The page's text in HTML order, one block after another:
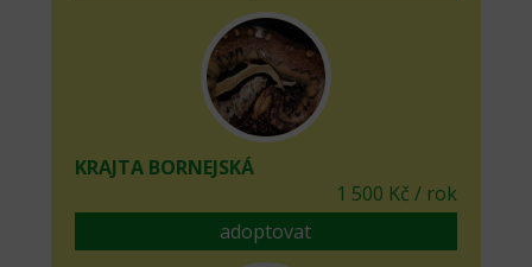
KRAJTA BORNEJSKÁ
1 500 Kč / rok
adoptovat